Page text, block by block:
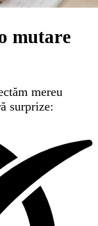
mutare
mereu
surprize: